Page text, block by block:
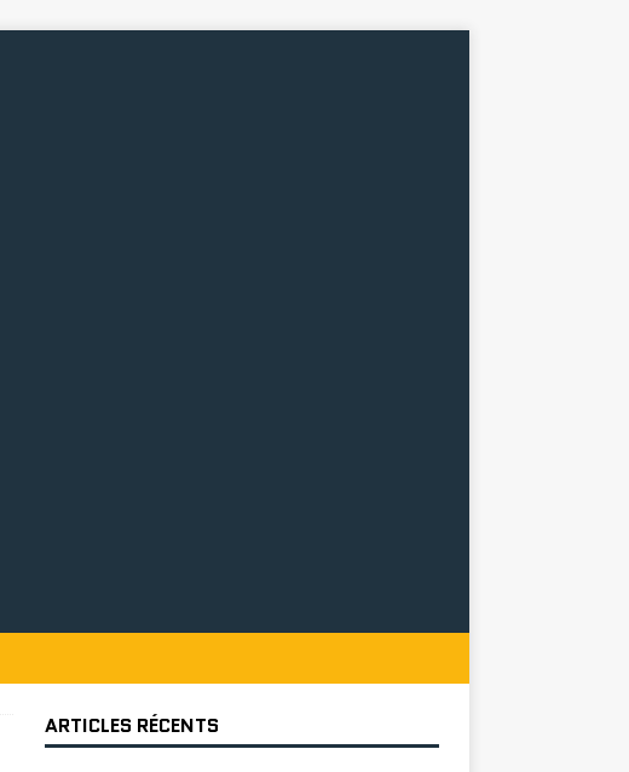
ARTICLES RÉCENTS